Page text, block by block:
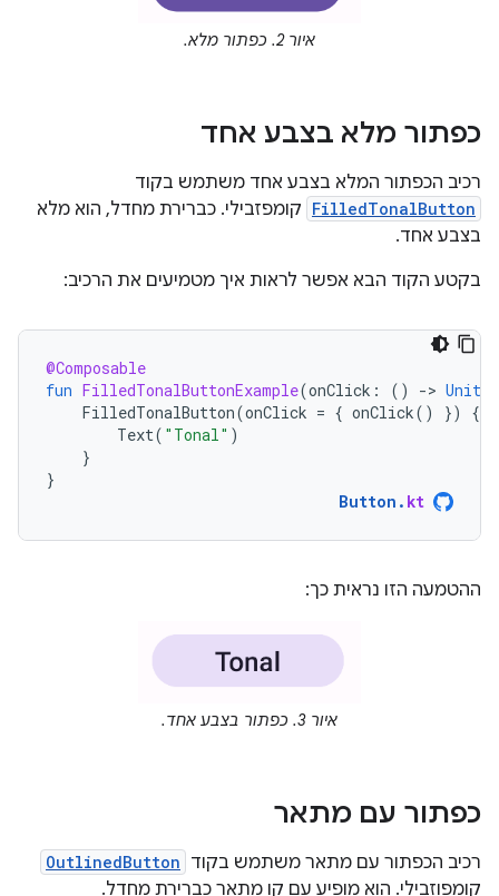
איור 2. כפתור מלא.
כפתור מלא בצבע אחד
רכיב הכפתור המלא בצבע אחד משתמש בקוד
FilledTonalButton קומפזבילי. כברירת מחדל, הוא מלא
בצבע אחד.
בקטע הקוד הבא אפשר לראות איך מטמיעים את הרכיב:
@Composable
fun FilledTonalButtonExample(onClick : () -> Unit
FilledTonalButton(onClick = { onClick() })
{
Text( "Tonal" )
}
}
Button . kt
ההטמעה הזו נראית כך:
איור 3. כפתור בצבע אחד.
כפתור עם מתאר
רכיב הכפתור עם מתאר משתמש בקוד OutlinedButton
קומפוזבילי. הוא מופיע עם קו מתאר כברירת מחדל.